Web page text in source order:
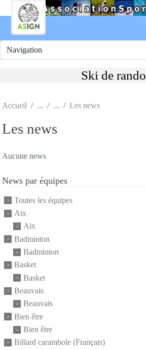
Ski de rando
Accueil Les news
Les news
Aucune news
News par équipes
Toutes les équipes
Aix
Aix
Badminton
Badminton
Basket
Basket
Beauvais
Beauvais
Bien être
Bien être
Billard carambole (Français)
Panneau de gestion des cookies